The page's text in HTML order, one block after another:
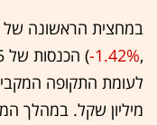
במחצית הראשונה של 2022 רשמה
,‎
-1.42%
מיליון שקל. במהלך